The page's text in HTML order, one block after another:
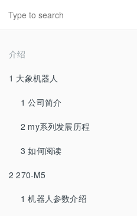
介绍
1 大象机器人
1 公司简介
2 my系列发展历程
3 如何阅读
2 270-M5
1 机器人参数介绍